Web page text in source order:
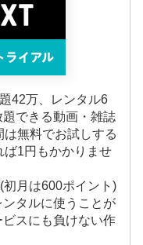
42万、レンタル6
できる動画・雑誌
無料でお試しする
ば1円もかかりませ
月は600ポイント)
タルに使うことが
スにも負けない作